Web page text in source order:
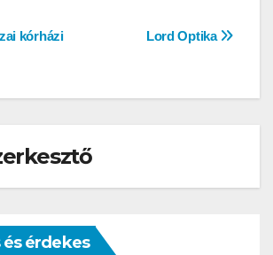
Lord Optika
kórházi
érdekes